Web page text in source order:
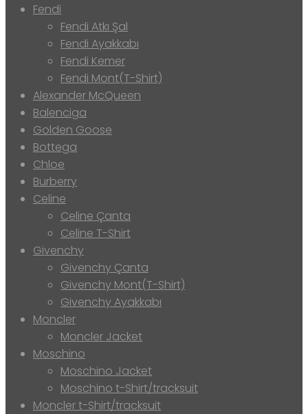
Fendi
Fendi Atkı Şal
Fendi Ayakkabı
Fendi Kemer
Fendi Mont(T-Shirt)
Alexander McQueen
Balenciga
Golden Goose
Bottega
Chloe
Burberry
Celine
Celine Çanta
Celine T-Shirt
Givenchy
Givenchy Çanta
Givenchy Mont(T-Shirt)
Givenchy Ayakkabı
Moncler
Moncler Jacket
Moschino
Moschino Jacket
Moschino t-Shirt/tracksuit
Moncler t-Shirt/tracksuit